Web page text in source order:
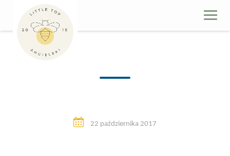
content
22 października 2017